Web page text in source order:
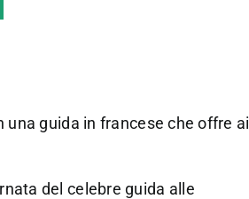
una guida in francese che offre ai
del celebre guida alle